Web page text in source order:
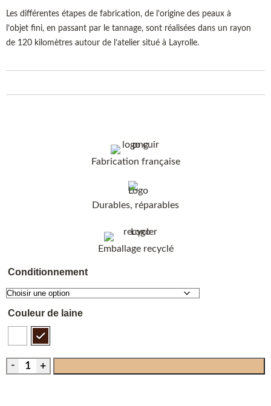
Les différentes étapes de fabrication, de l’origine des peaux à
l’objet fini, en passant par le tannage, sont réalisées dans un rayon
de 120 kilomètres autour de l’atelier situé à Layrolle.
Fabrication française
Durables, réparables
Emballage recyclé
Conditionnement
Couleur de laine